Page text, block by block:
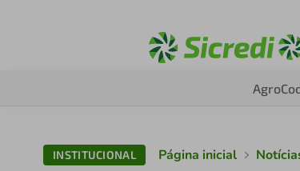
Agro
INSTITUCIONAL Página inicial